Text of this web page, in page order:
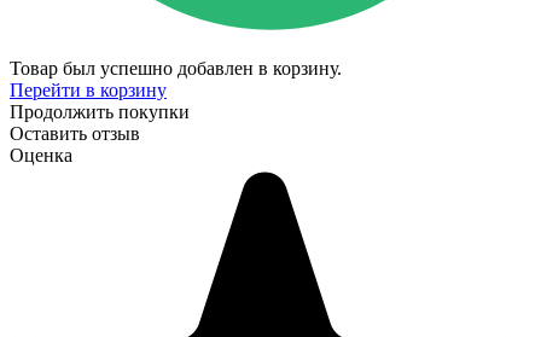
Товар был успешно добавлен в корзину.
Перейти в корзину
Продолжить покупки
Оставить отзыв
Оценка